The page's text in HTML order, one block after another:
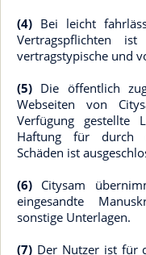
(4) Bei leicht
Vertragspflichten
vertragstypische und
(5) Die öffentlich
Webseiten von
Verfügung gestellte
Haftung für durch
Schäden ist
(6) Citysam
eingesandte
sonstige Unterlagen.
(7) Der Nutzer ist für